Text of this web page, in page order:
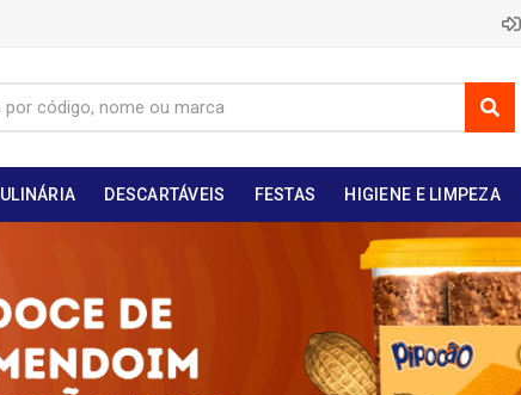
DESCARTÁVEIS FESTAS HIGIENE E LIMPEZA